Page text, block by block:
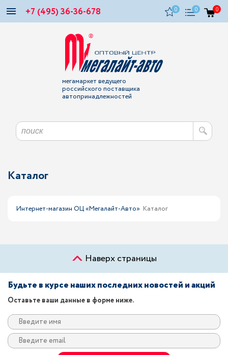
+7 (495) 36-36-678 0 0 0
мегамаркет ведущего
российского поставщика
автопринадлежностей
Каталог
Интернет-магазин ОЦ «Мегалайт-Авто» Каталог
Наверх страницы
Будьте в курсе наших последних новостей и акций
Оставьте ваши данные в форме ниже.